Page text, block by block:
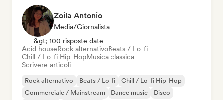
Zoila Antonio
Media/Giornalista
&gt; 100 risposte date
Acid houseRock alternativoBeats / Lo-fi
Chill / Lo-fi Hip-HopMusica classica
Scrivere articoli
Rock alternativo Beats / Lo-fi
Chill / Lo-fi Hip-Hop
Commerciale / Mainstream
Dance music
Disco